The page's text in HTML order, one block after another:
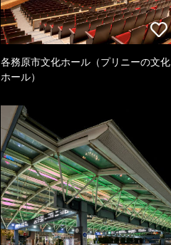
各務原市文化ホール（プリニーの文化
ホール）